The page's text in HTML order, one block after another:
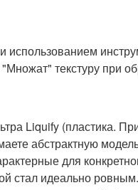
использованием
текстуру при
Liquify (пластика.
абстрактную
для
стал идеально